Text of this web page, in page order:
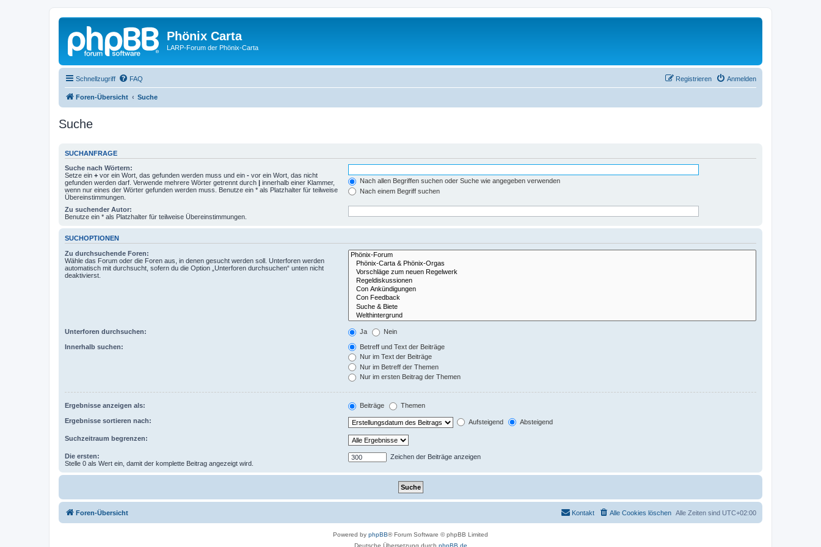
Phönix Carta
LARP-Forum der Phönix-Carta
Schnellzugriff FAQ Anmelden
Registrieren
Foren-Übersicht Suche
Suche
SUCHANFRAGE
Suche nach Wörtern:
Setze ein + vor ein Wort, das gefunden werden muss und ein - vor ein Wort, das nicht
gefunden werden darf. Verwende mehrere Wörter getrennt durch | innerhalb einer Klammer,
wenn nur eines der Wörter gefunden werden muss. Benutze ein * als Platzhalter für teilweise
Übereinstimmungen.
Nach allen Begriffen suchen oder Suche wie angegeben verwenden
Nach einem Begriff suchen
Zu suchender Autor:
Benutze ein * als Platzhalter für teilweise Übereinstimmungen.
SUCHOPTIONEN
Zu durchsuchende Foren:
Wähle das Forum oder die Foren aus, in denen gesucht werden soll. Unterforen werden
automatisch mit durchsucht, sofern du die Option „Unterforen durchsuchen“ unten nicht
deaktivierst.
Unterforen durchsuchen: Ja Nein
Innerhalb suchen:
Betreff und Text der Beiträge
Nur im Text der Beiträge
Nur im Betreff der Themen
Nur im ersten Beitrag der Themen
Ergebnisse anzeigen als: Beiträge Themen
Ergebnisse sortieren nach: Aufsteigend Absteigend
Suchzeitraum begrenzen:
Die ersten:
Stelle 0 als Wert ein, damit der komplette Beitrag angezeigt wird.
Zeichen der Beiträge anzeigen
Foren-Übersicht Alle Zeiten sind UTC+02:00
Alle Cookies löschen
Kontakt
Powered by phpBB® Forum Software © phpBB Limited
Deutsche Übersetzung durch phpBB.de